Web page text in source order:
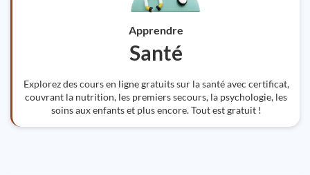
Apprendre
Santé
Explorez des cours en ligne gratuits sur la santé avec certificat,
couvrant la nutrition, les premiers secours, la psychologie, les
soins aux enfants et plus encore. Tout est gratuit !